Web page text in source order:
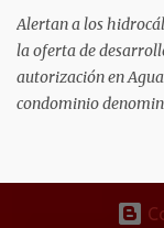
materia de atención
goberna...
Alertan a los
la oferta de
autorización en
condominio
Municipal. Explicó
estado,